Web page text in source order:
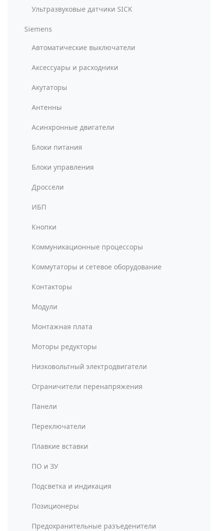
Ультразвуковые датчики SICK
Siemens
Автоматические выключатели
Аксессуары и расходники
Акутаторы
Антенны
Асинхронные двигатели
Блоки питания
Блоки управления
Дроссели
ИБП
Кнопки
Коммуникационные процессоры
Коммутаторы и сетевое оборудование
Контакторы
Модули
Монтажная плата
Моторы редукторы
Низковольтный электродвигатели
Ограничители перенапряжения
Панели
Переключатели
Плавкие вставки
ПО и ЗУ
Подсветка и индикация
Позиционеры
Предохранительные разъеденители